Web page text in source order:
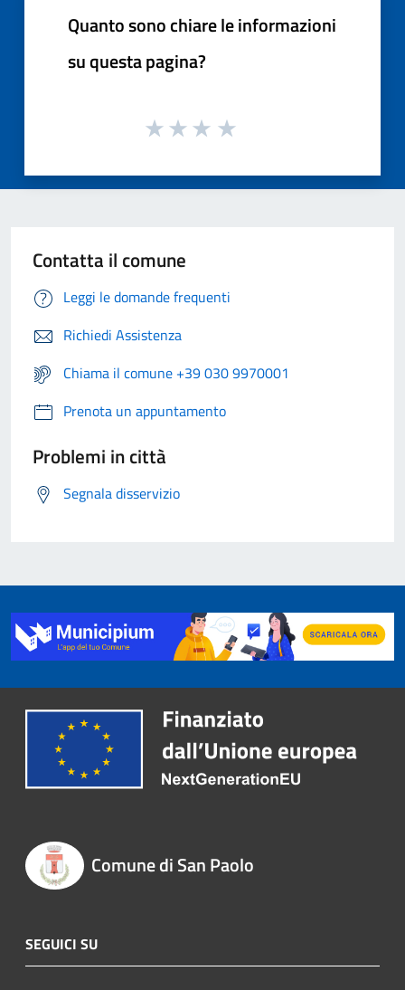
Quanto sono chiare le informazioni
su questa pagina?
Contatta il comune
Leggi le domande frequenti
Richiedi Assistenza
Chiama il comune +39 030 9970001
Prenota un appuntamento
Problemi in città
Segnala disservizio
Comune di San Paolo
SEGUICI SU